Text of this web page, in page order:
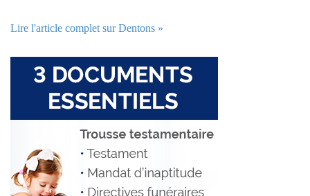
Lire l'article complet sur Dentons »